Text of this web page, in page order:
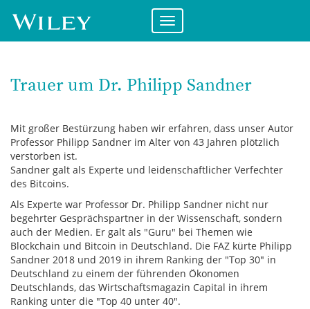
zum
Inhalt
Menü
ein-/ausklappen
Trauer um Dr. Philipp Sandner
Mit großer Bestürzung haben wir erfahren, dass unser Autor
Professor Philipp Sandner im Alter von 43 Jahren plötzlich
verstorben ist.
Sandner galt als Experte und leidenschaftlicher Verfechter
des Bitcoins.
Als Experte war Professor Dr. Philipp Sandner nicht nur
begehrter Gesprächspartner in der Wissenschaft, sondern
auch der Medien. Er galt als "Guru" bei Themen wie
Blockchain und Bitcoin in Deutschland. Die FAZ kürte Philipp
Sandner 2018 und 2019 in ihrem Ranking der "Top 30" in
Deutschland zu einem der führenden Ökonomen
Deutschlands, das Wirtschaftsmagazin Capital in ihrem
Ranking unter die "Top 40 unter 40".